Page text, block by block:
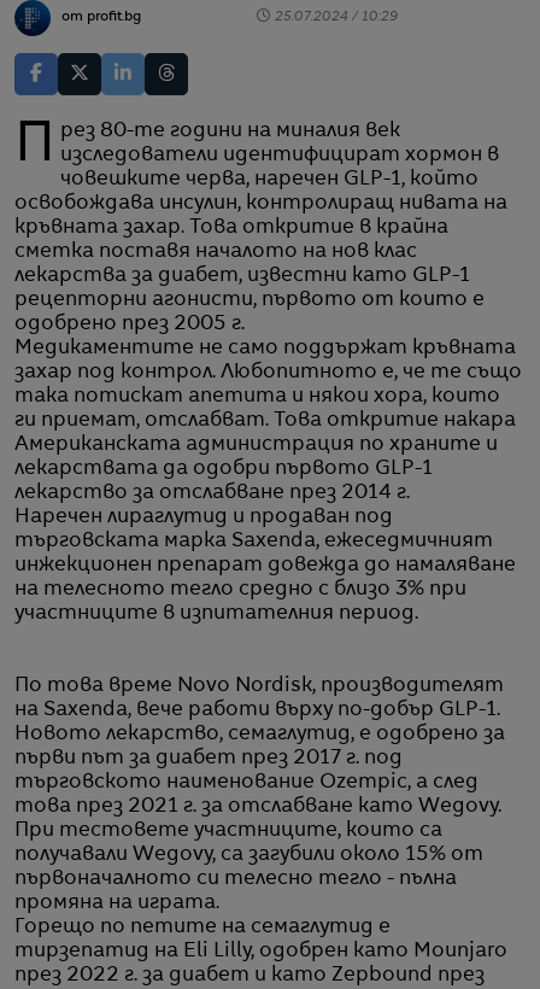
от profit.bg 25.07.2024 / 10:29
През 80-те години на миналия век
изследователи идентифицират хормон в
човешките черва, наречен GLP-1, който
освобождава инсулин, контролиращ нивата на
кръвната захар. Това откритие в крайна
сметка поставя началото на нов клас
лекарства за диабет, известни като GLP-1
рецепторни агонисти, първото от които е
одобрено през 2005 г.
Медикаментите не само поддържат кръвната
захар под контрол. Любопитното е, че те също
така потискат апетита и някои хора, които
ги приемат, отслабват. Това откритие накара
Американската администрация по храните и
лекарствата да одобри първото GLP-1
лекарство за отслабване през 2014 г.
Наречен лираглутид и продаван под
търговската марка Saxenda, ежеседмичният
инжекционен препарат довежда до намаляване
на телесното тегло средно с близо 3% при
участниците в изпитателния период.
По това време Novo Nordisk, производителят
на Saxenda, вече работи върху по-добър GLP-1.
Новото лекарство, семаглутид, е одобрено за
първи път за диабет през 2017 г. под
търговското наименование Ozempic, а след
това през 2021 г. за отслабване като Wegovy.
При тестовете участниците, които са
получавали Wegovy, са загубили около 15% от
първоначалното си телесно тегло - пълна
промяна на играта.
Горещо по петите на семаглутид е
тирзепатид на Eli Lilly, одобрен като Mounjaro
през 2022 г. за диабет и като Zepbound през